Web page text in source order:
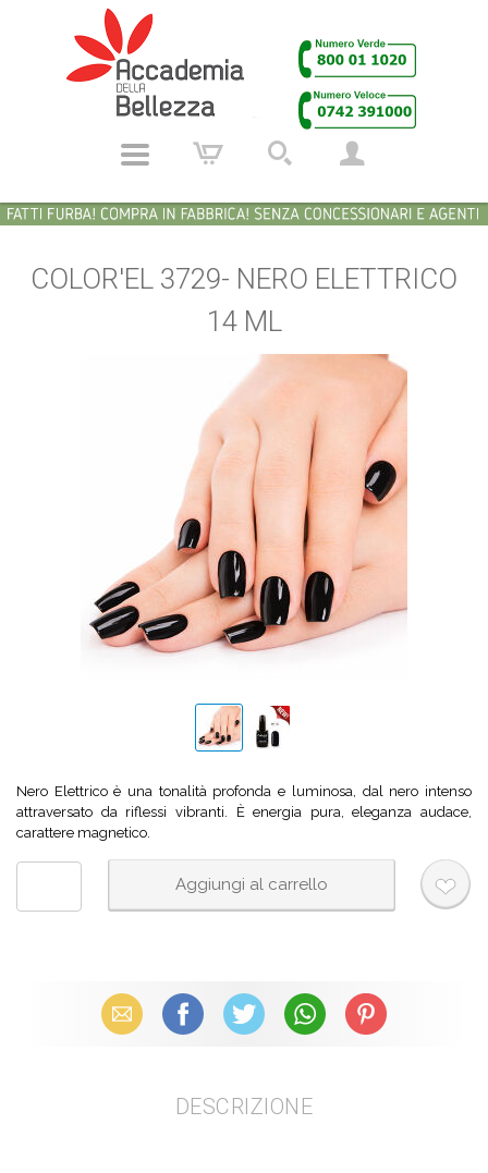
COLOR'EL 3729- NERO ELETTRICO
14 ML
Nero Elettrico è una tonalità profonda e luminosa, dal nero intenso
attraversato da riflessi vibranti. È energia pura, eleganza audace,
carattere magnetico.
Email Facebook X (Twitter) WhatsAppPinterest
DESCRIZIONE